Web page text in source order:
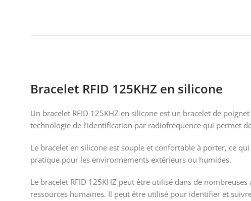
Bracelet RFID 125KHZ en silicone
Un bracelet RFID 125KHZ en silicone est un bracelet de
technologie de l’identification par radiofréquence qui permet
Le bracelet en silicone est souple et confortable à porter, ce
pratique pour les environnements extérieurs ou humides.
Le bracelet RFID 125KHZ peut être utilisé dans de
ressources humaines. Il peut être utilisé pour identifier et